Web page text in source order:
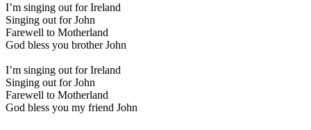
I’m singing out for Ireland
Singing out for John
Farewell to Motherland
God bless you brother John
I’m singing out for Ireland
Singing out for John
Farewell to Motherland
God bless you my friend John